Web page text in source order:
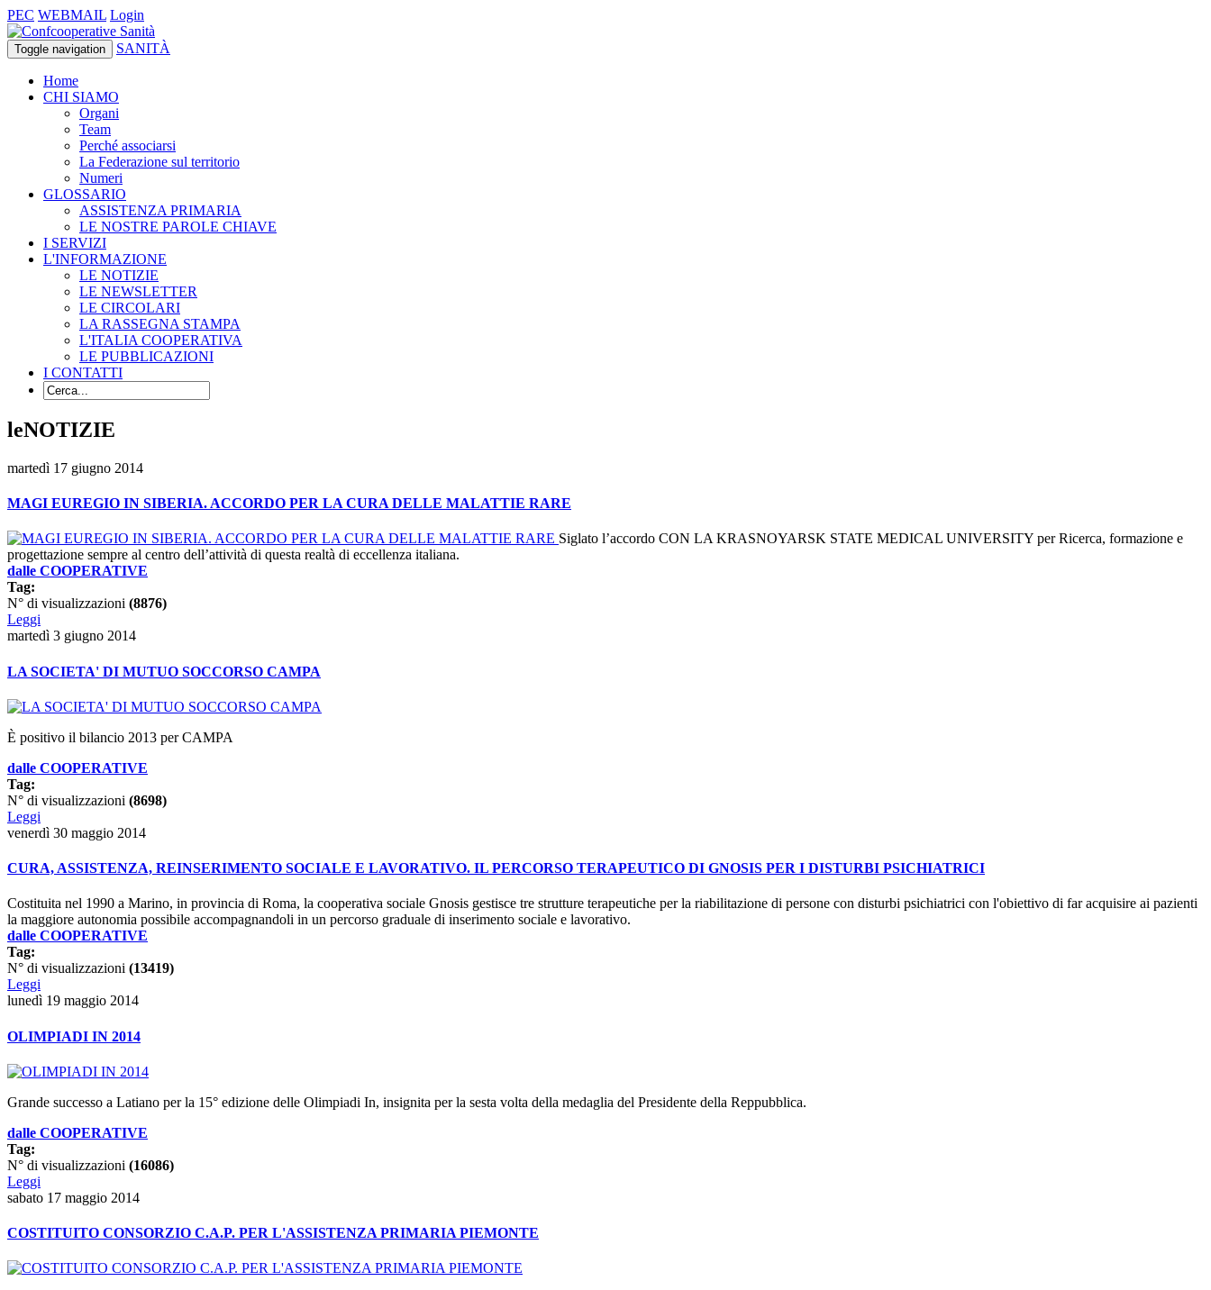
PEC WEBMAIL Login
Toggle navigation SANITÀ
Home
CHI SIAMO
Organi
Team
Perché associarsi
La Federazione sul territorio
Numeri
GLOSSARIO
ASSISTENZA PRIMARIA
LE NOSTRE PAROLE CHIAVE
I SERVIZI
L'INFORMAZIONE
LE NOTIZIE
LE NEWSLETTER
LE CIRCOLARI
LA RASSEGNA STAMPA
L'ITALIA COOPERATIVA
LE PUBBLICAZIONI
I CONTATTI
leNOTIZIE
martedì 17 giugno 2014
MAGI EUREGIO IN SIBERIA. ACCORDO PER LA CURA DELLE MALATTIE RARE
Siglato l’accordo CON LA KRASNOYARSK STATE MEDICAL UNIVERSITY per Ricerca, formazione e
progettazione sempre al centro dell’attività di questa realtà di eccellenza italiana.
dalle COOPERATIVE
Tag:
N° di visualizzazioni (8876)
Leggi
martedì 3 giugno 2014
LA SOCIETA' DI MUTUO SOCCORSO CAMPA
È positivo il bilancio 2013 per CAMPA
dalle COOPERATIVE
Tag:
N° di visualizzazioni (8698)
Leggi
venerdì 30 maggio 2014
CURA, ASSISTENZA, REINSERIMENTO SOCIALE E LAVORATIVO. IL PERCORSO TERAPEUTICO DI GNOSIS PER I DISTURBI PSICHIATRICI
Costituita nel 1990 a Marino, in provincia di Roma, la cooperativa sociale Gnosis gestisce tre strutture terapeutiche per la riabilitazione di persone con disturbi psichiatrici con l'obiettivo di far acquisire ai pazienti
la maggiore autonomia possibile accompagnandoli in un percorso graduale di inserimento sociale e lavorativo.
dalle COOPERATIVE
Tag:
N° di visualizzazioni (13419)
Leggi
lunedì 19 maggio 2014
OLIMPIADI IN 2014
Grande successo a Latiano per la 15° edizione delle Olimpiadi In, insignita per la sesta volta della medaglia del Presidente della Reppubblica.
dalle COOPERATIVE
Tag:
N° di visualizzazioni (16086)
Leggi
sabato 17 maggio 2014
COSTITUITO CONSORZIO C.A.P. PER L'ASSISTENZA PRIMARIA PIEMONTE